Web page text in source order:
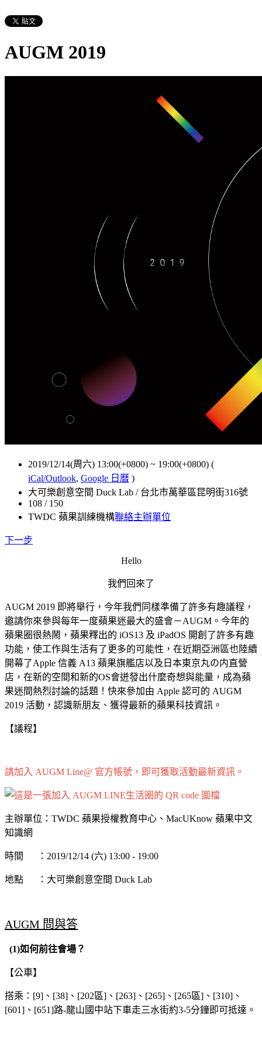
AUGM 2019
2019/12/14(周六) 13:00(+0800) ~ 19:00(+0800) (
iCal/Outlook, Google 日曆 )
大可樂創意空間 Duck Lab / 台北市萬華區昆明街316號
108 / 150
TWDC 蘋果訓練機構聯絡主辦單位
下一步
Hello
我們回來了
AUGM 2019 即將舉行，今年我們同樣準備了許多有趣議程，
邀請你來參與每年一度蘋果迷最大的盛會－AUGM。今年的
蘋果圈很熱鬧，蘋果釋出的 iOS13 及 iPadOS 開創了許多有趣
功能，使工作與生活有了更多的可能性，在近期亞洲區也陸續
開幕了Apple 信義 A13 蘋果旗艦店以及日本東京丸の内直營
店，在新的空間和新的OS會迸發出什麼奇想與能量，成為蘋
果迷間熱烈討論的話題！快來參加由 Apple 認可的 AUGM
2019 活動，認識新朋友、獲得最新的蘋果科技資訊。
【議程】
請加入 AUGM Line@ 官方帳號，即可獲取活動最新資訊。
主辦單位：TWDC 蘋果授權教育中心、MacUKnow 蘋果中文
知識網
時間 ：2019/12/14 (六) 13:00 - 19:00
地點 ：大可樂創意空間 Duck Lab
AUGM 問與答
(1)如何前往會場？
【公車】
搭乘：[9]、[38]、[202區]、[263]、[265]、[265區]、[310]、
[601]、[651]路-龍山國中站下車走三水街約3-5分鐘即可抵達。